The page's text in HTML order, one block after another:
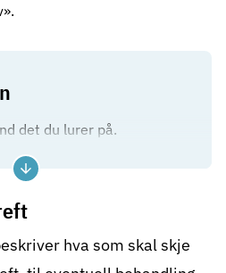
det du lurer på.
det kan være lett å
sagt.
har snakket om før du
eventuellehva som skal skje